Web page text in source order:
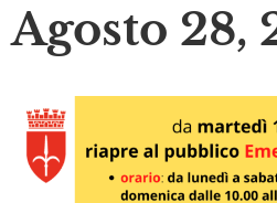
Agosto 28,